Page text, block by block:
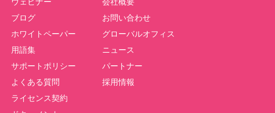
ブログ
ホワイトペーパー
用語集
サポートポリシー
よくある質問
ライセンス契約
お問い合わせ
グローバルオフィス
ニュース
パートナー
採用情報